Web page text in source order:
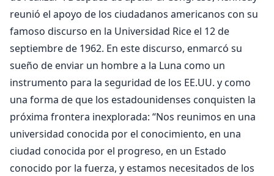
reunió el apoyo de los ciudadanos americanos con su
famoso discurso en la Universidad Rice el 12 de
septiembre de 1962. En este discurso, enmarcó su
sueño de enviar un hombre a la Luna como un
instrumento para la seguridad de los EE.UU. y como
una forma de que los estadounidenses conquisten la
próxima frontera inexplorada: “Nos reunimos en una
universidad conocida por el conocimiento, en una
ciudad conocida por el progreso, en un Estado
conocido por la fuerza, y estamos necesitados de los